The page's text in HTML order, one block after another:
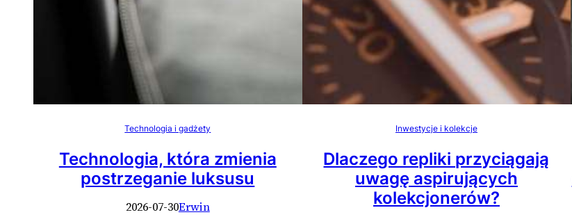
Technologia i gadżety
Technologia, która zmienia
postrzeganie luksusu
2026-07-30Erwin
Inwestycje i kolekcje
Dlaczego repliki przyciągają
uwagę aspirujących
kolekcjonerów?